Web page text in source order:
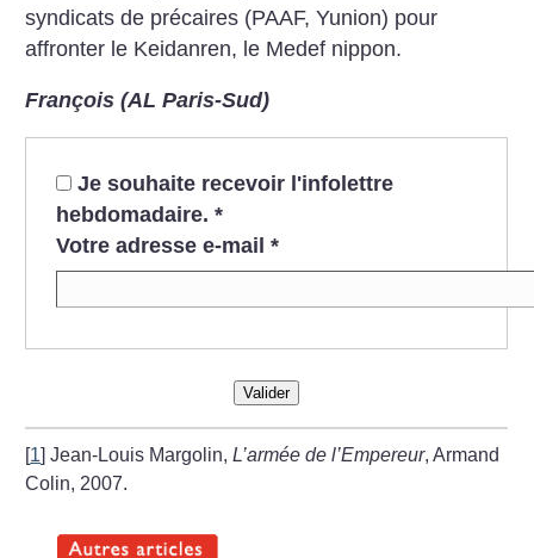
syndicats de précaires (PAAF, Yunion) pour
affronter le Keidanren, le Medef nippon.
François (AL Paris-Sud)
Je souhaite recevoir l'infolettre
hebdomadaire. *
Votre adresse e-mail *
Valider
[1]Jean-Louis Margolin,L’armée de l’Empereur, Armand
Colin, 2007.